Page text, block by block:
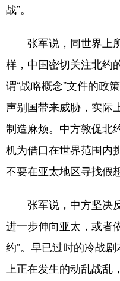
地方频道
北京 天津
辽宁 吉林
浙江 安徽
山东 河南
四川 贵州
陕西 甘肃
新疆 内蒙古
战”。
张军说，同世界上
样，中国密切关注北约
谓“战略概念”文件的政
声别国带来威胁，实际
制造麻烦。中方敦促北
机为借口在世界范围内
不要在亚太地区寻找假
张军说，中方坚决
进一步伸向亚太，或者
约”。早已过时的冷战
上正在发生的动乱战